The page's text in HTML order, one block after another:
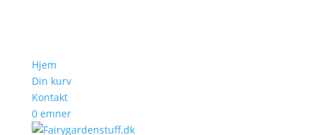
Hjem
Din kurv
Kontakt
0 emner